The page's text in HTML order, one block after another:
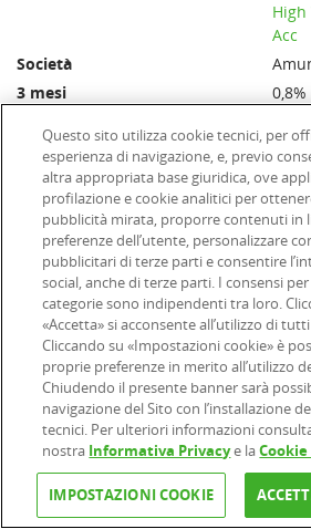
High
Acc
0,8%
0,0%
0,0%
1,2%
High
0,7%
0,5%
0,0%
0,0%
Questo sito utilizza cookie tecnici, per
esperienza di navigazione, e, previo
altra appropriata base giuridica, ove
profilazione e cookie analitici per
pubblicità mirata, proporre contenuti in
preferenze dell’utente, personalizzare
pubblicitari di terze parti e consentire
social, anche di terze parti. I consensi
categorie sono indipendenti tra loro.
«Accetta» si acconsente all’utilizzo di
Cliccando su «Impostazioni cookie» è
proprie preferenze in merito all’utilizzo
Chiudendo il presente banner sarà
navigazione del Sito con l’installazione
tecnici. Per ulteriori informazioni
nostra Informativa Privacye la
IMPOSTAZIONI COOKIE